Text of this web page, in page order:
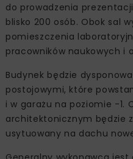
do prowadzenia
blisko 200 osób. Obok sal
pomieszczenia
pracowników naukowych i
Budynek będzie
postojowymi, które
i w garażu na poziomie -1.
architektonicznym będzie
usytuowany na dachu